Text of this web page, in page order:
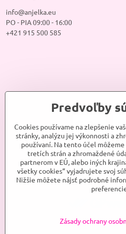
info@anjelka.eu
PO - PIA 09:00 - 16:00
+421 915 500 585
Predvoľby
Cookies používame na zlepšenie
stránky, analýzu jej výkonnosti a
používaní. Na tento účel
tretích strán a zhromaždené
partnerom v EÚ, alebo iných
všetky cookies“ vyjadrujete svoj
Nižšie môžete nájsť podrobné
Zásady ochrany